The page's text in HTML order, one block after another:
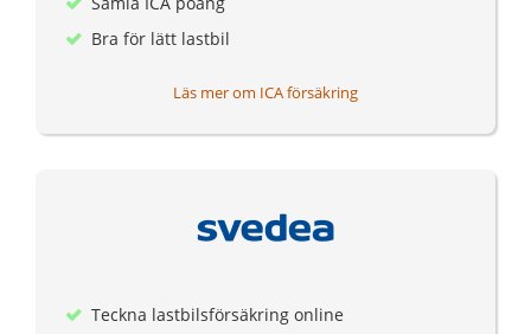
Bra för lätt lastbil
Läs mer om ICA försäkring
Teckna lastbilsförsäkring online